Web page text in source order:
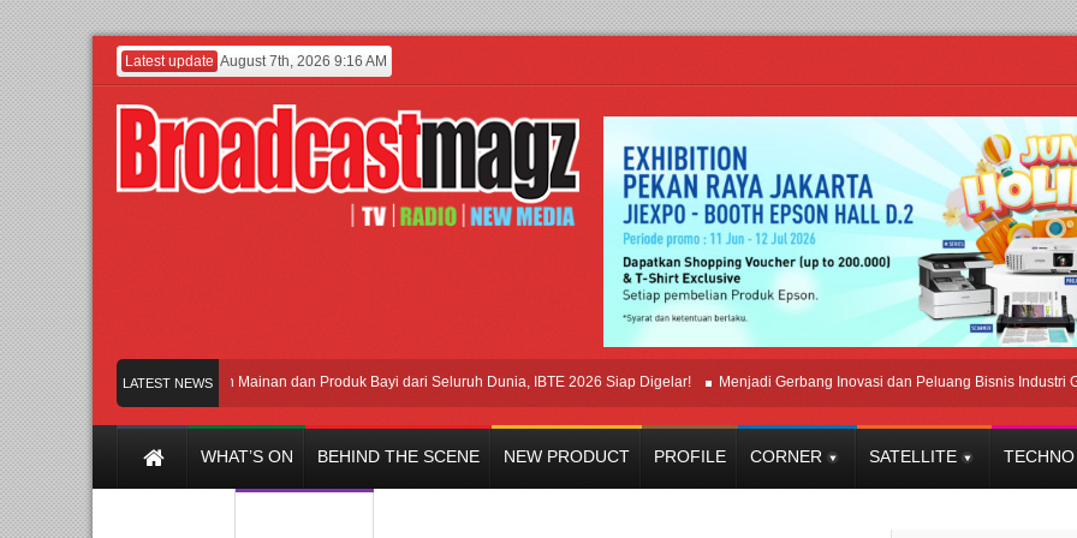
Latest update August 7th, 2026 9:16 AM
LATEST NEWS
Jakarta dengan Ribuan Mainan dan Produk Bayi dari Seluruh Dunia, IBTE 2026 Siap Digelar! Menjadi Gerbang Inovasi dan Peluang Bisnis Industri Gifts
WHAT’S ON BEHIND THE SCENE NEW PRODUCT PROFILE CORNER SATELLITE TECHNO